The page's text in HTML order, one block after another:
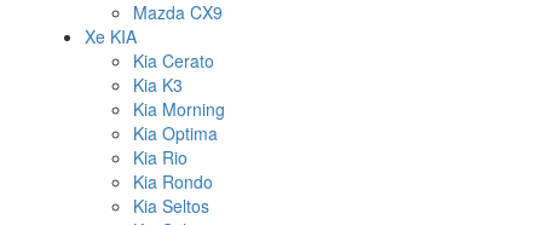
Mazda CX9
Xe KIA
Kia Cerato
Kia K3
Kia Morning
Kia Optima
Kia Rio
Kia Rondo
Kia Seltos